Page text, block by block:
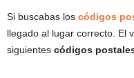
Si buscabas los códigos
llegado al lugar correcto. El
siguientes códigos